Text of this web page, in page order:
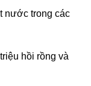
nước trong các
hồi rồng và